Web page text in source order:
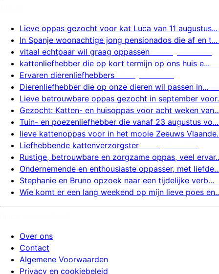
Lieve oppas gezocht voor kat Luca van 11 augustus...
In Spanje woonachtige jong pensionados die af en t...
vitaal echtpaar wil graag oppassen
kattenliefhebber die op kort termijn op ons huis e...
Ervaren dierenliefhebbers
Dierenliefhebber die op onze dieren wil passen in...
Lieve betrouwbare oppas gezocht in september
Gezocht: Katten- en huisoppas voor acht weken van...
Tuin- en poezenliefhebber die vanaf 23 augustus vo...
lieve kattenoppas voor in het mooie Zeeuws
Liefhebbende kattenverzorgster
Rustige, betrouwbare en zorgzame oppas, veel
Ondernemende en enthousiaste oppasser, met liefde...
Stephanie en Bruno opzoek naar een tijdelijke verb...
Wie komt er een lang weekend op mijn lieve poes
Over ons
Contact
Algemene Voorwaarden
Privacy en cookiebeleid